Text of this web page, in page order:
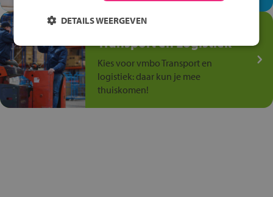
Jouw talent in de
Transport en Logistiek
Kies voor vmbo Transport en
logistiek: daar kun je mee
thuiskomen!
DETAILS WEERGEVEN